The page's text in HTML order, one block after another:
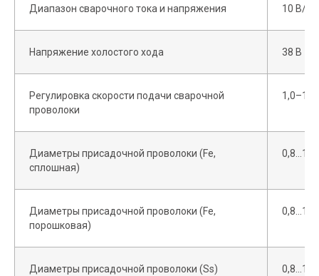
Диапазон сварочного тока и напряжения 10 В/
Напряжение холостого хода 38 В
Регулировка скорости подачи сварочной
проволоки
Диаметры присадочной проволоки (Fe,
сплошная)
Диаметры присадочной проволоки (Fe,
порошковая)
Диаметры присадочной проволоки (Ss)